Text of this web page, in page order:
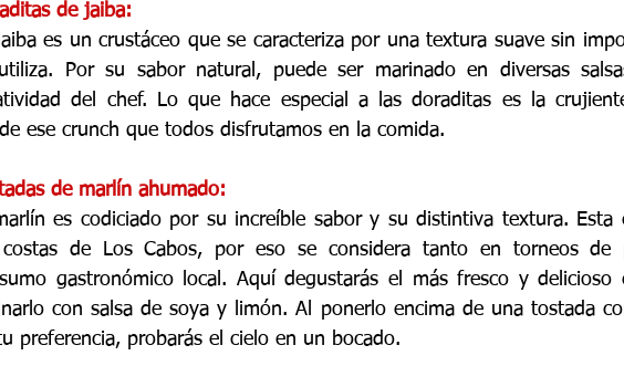
de jaiba:
es un crustáceo que se caracteriza por una textura suave sin
Por su sabor natural, puede ser marinado en diversas
del chef. Lo que hace especial a las doraditas es la
ese crunch que todos disfrutamos en la comida.
de marlín ahumado:
es codiciado por su increíble sabor y su distintiva textura. Esta
costas de Los Cabos, por eso se considera tanto en torneos de
gastronómico local. Aquí degustarás el más fresco y delicioso
con salsa de soya y limón. Al ponerlo encima de una tostada
preferencia, probarás el cielo en un bocado.